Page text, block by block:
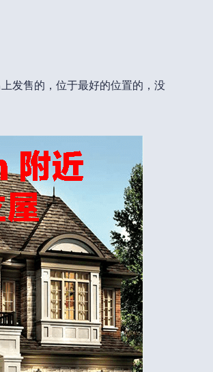
发售的，位于最好的位置的，没